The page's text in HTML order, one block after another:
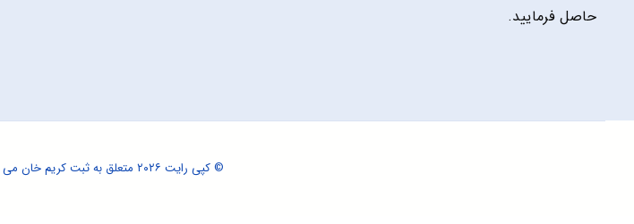
حاصل فرمایید.
© کپی رایت ۲۰۲۶ متعلق به ثبت کریم خان می باشد.